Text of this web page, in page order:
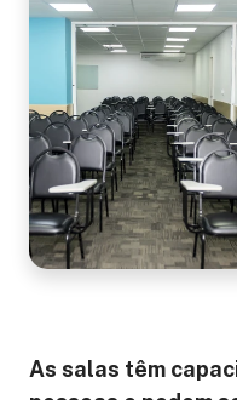
As salas têm